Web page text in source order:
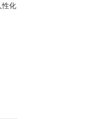
性化